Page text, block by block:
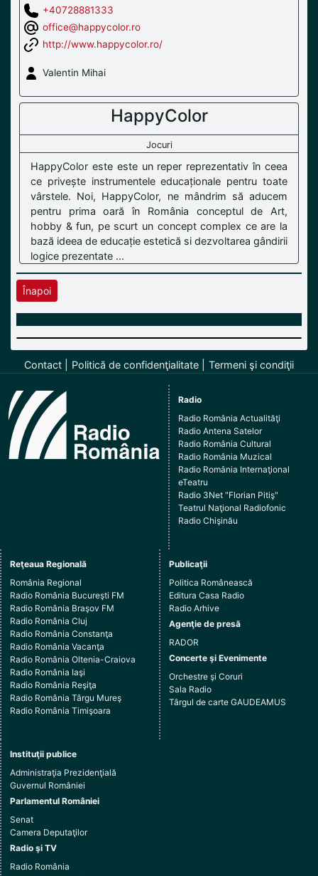
+40728881333
office@happycolor.ro
http://www.happycolor.ro/
Valentin Mihai
HappyColor
Jocuri
HappyColor este este un reper reprezentativ în ceea
ce privește instrumentele educaționale pentru toate
vârstele. Noi, HappyColor, ne mândrim să aducem
pentru prima oară în România conceptul de Art,
hobby & fun, pe scurt un concept complex ce are la
bază ideea de educație estetică si dezvoltarea gândirii
logice prezentate ...
Înapoi
Contact Politică de confidenţialitate Termeni şi condiţii
Radio
Radio România Actualităţi
Radio Antena Satelor
Radio România Cultural
Radio România Muzical
Radio România Internaţional
eTeatru
Radio 3Net "Florian Pitiş"
Teatrul Naţional Radiofonic
Radio Chişinău
Reţeaua Regională
România Regional
Radio România Bucureşti FM
Radio România Braşov FM
Radio România Cluj
Radio România Constanţa
Radio România Vacanţa
Radio România Oltenia-Craiova
Radio România Iaşi
Radio România Reşiţa
Radio România Târgu Mureş
Radio România Timişoara
Publicaţii
Politica Românească
Editura Casa Radio
Radio Arhive
Agenţie de presă
RADOR
Concerte şi Evenimente
Orchestre şi Coruri
Sala Radio
Târgul de carte GAUDEAMUS
Instituţii publice
Administraţia Prezidenţială
Guvernul României
Parlamentul României
Senat
Camera Deputaţilor
Radio şi TV
Radio România